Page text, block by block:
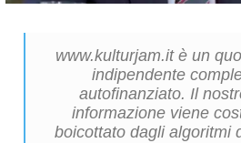
www.kulturjam.it è un
indipendente
autofinanziato. Il
informazione viene
boicottato dagli algoritmi